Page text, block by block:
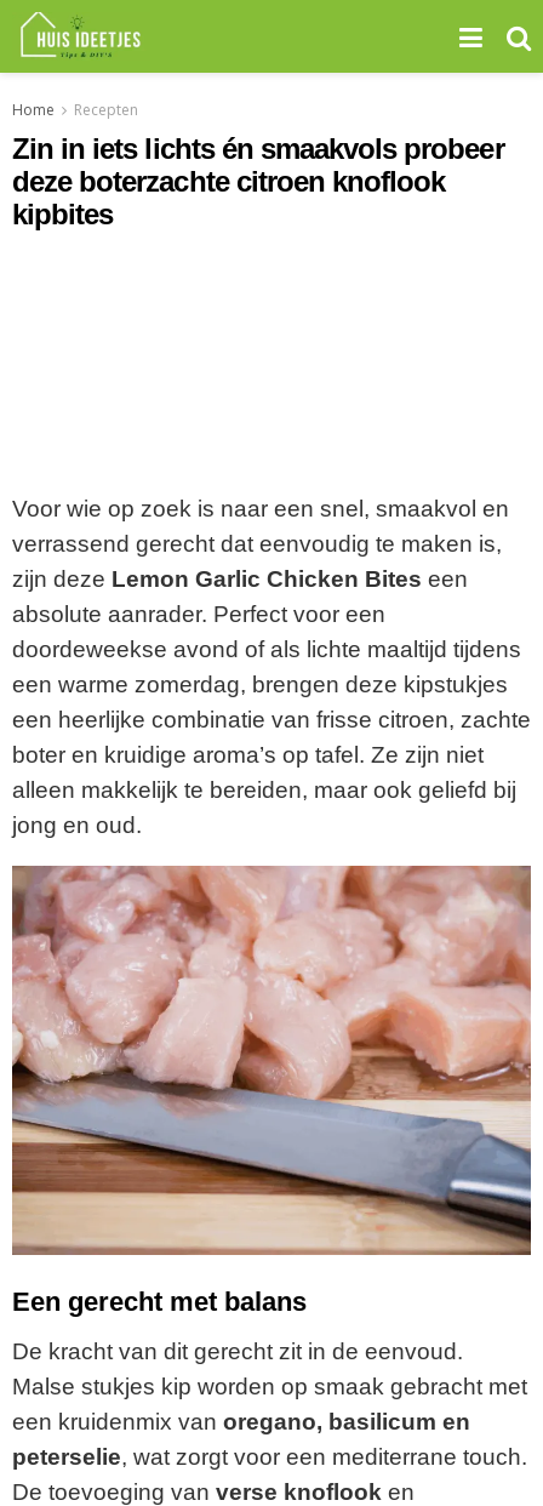
Home Recepten
Zin in iets lichts én smaakvols probeer
deze boterzachte citroen knoflook
kipbites
Voor wie op zoek is naar een snel, smaakvol en
verrassend gerecht dat eenvoudig te maken is,
zijn deze Lemon Garlic Chicken Bites een
absolute aanrader. Perfect voor een
doordeweekse avond of als lichte maaltijd tijdens
een warme zomerdag, brengen deze kipstukjes
een heerlijke combinatie van frisse citroen, zachte
boter en kruidige aroma’s op tafel. Ze zijn niet
alleen makkelijk te bereiden, maar ook geliefd bij
jong en oud.
Een gerecht met balans
De kracht van dit gerecht zit in de eenvoud.
Malse stukjes kip worden op smaak gebracht met
een kruidenmix van oregano, basilicum en
peterselie, wat zorgt voor een mediterrane touch.
De toevoeging van verse knoflook en